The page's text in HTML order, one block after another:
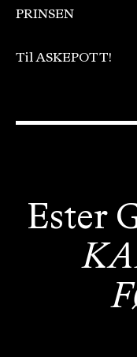
PRINSEN
Til ASKEPOTT!
Ester